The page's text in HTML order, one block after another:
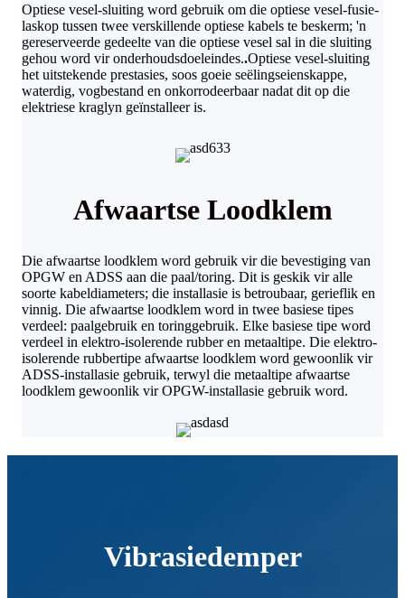
Optiese vesel-sluiting word gebruik om die optiese vesel-fusie-
laskop tussen twee verskillende optiese kabels te beskerm; 'n
gereserveerde gedeelte van die optiese vesel sal in die sluiting
gehou word vir onderhoudsdoeleindes..Optiese vesel-sluiting
het uitstekende prestasies, soos goeie seëlingseienskappe,
waterdig, vogbestand en onkorrodeerbaar nadat dit op die
elektriese kraglyn geïnstalleer is.
Afwaartse Loodklem
Die afwaartse loodklem word gebruik vir die bevestiging van
OPGW en ADSS aan die paal/toring. Dit is geskik vir alle
soorte kabeldiameters; die installasie is betroubaar, gerieflik en
vinnig. Die afwaartse loodklem word in twee basiese tipes
verdeel: paalgebruik en toringgebruik. Elke basiese tipe word
verdeel in elektro-isolerende rubber en metaaltipe. Die elektro-
isolerende rubbertipe afwaartse loodklem word gewoonlik vir
ADSS-installasie gebruik, terwyl die metaaltipe afwaartse
loodklem gewoonlik vir OPGW-installasie gebruik word.
Vibrasiedemper